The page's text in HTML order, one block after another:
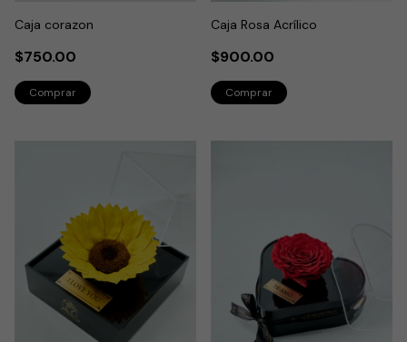
Caja corazon
$750.00
Caja Rosa Acrílico
$900.00